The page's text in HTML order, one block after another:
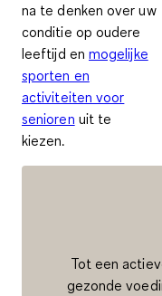
na te denken over uw
conditie op oudere
leeftijd en mogelijke
sporten en
activiteiten voor
senioren uit te
kiezen.
Tot een
gezonde